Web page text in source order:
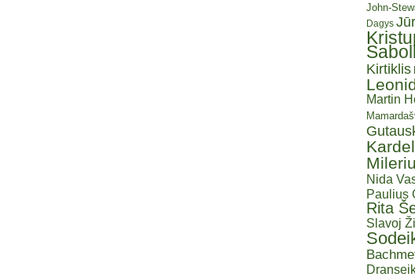
John-
Dagys
Kirtiklis
Martin
Nida
Paulius
Rita
Slavoj